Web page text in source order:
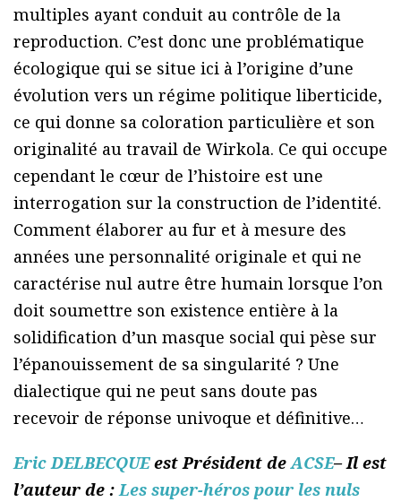
multiples ayant conduit au contrôle de la
reproduction. C’est donc une problématique
écologique qui se situe ici à l’origine d’une
évolution vers un régime politique liberticide,
ce qui donne sa coloration particulière et son
originalité au travail de Wirkola. Ce qui occupe
cependant le cœur de l’histoire est une
interrogation sur la construction de l’identité.
Comment élaborer au fur et à mesure des
années une personnalité originale et qui ne
caractérise nul autre être humain lorsque l’on
doit soumettre son existence entière à la
solidification d’un masque social qui pèse sur
l’épanouissement de sa singularité ? Une
dialectique qui ne peut sans doute pas
recevoir de réponse univoque et définitive…
Eric DELBECQUEest Président deACSE– Il est
l’auteur de :Les super-héros pour les nuls